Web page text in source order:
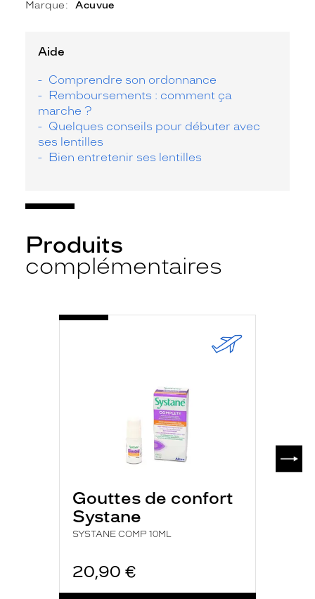
Marque
Acuvue
Aide
Comprendre son ordonnance
Remboursements : comment ça
marche ?
Quelques conseils pour débuter avec
ses lentilles
Bien entretenir ses lentilles
Produits
complémentaires
Gouttes de confort
Systane
SYSTANE COMP 10ML
20,90 €
-